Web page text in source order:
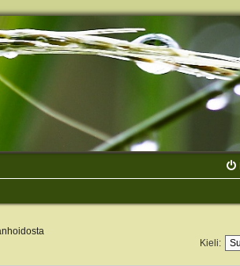
Kieli: